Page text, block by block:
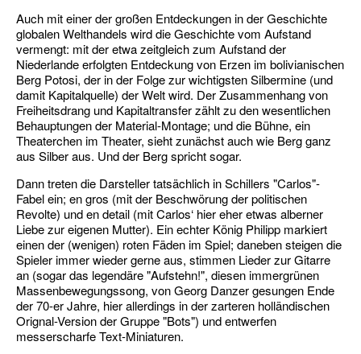
Auch mit einer der großen Entdeckungen in der Geschichte
globalen Welthandels wird die Geschichte vom Aufstand
vermengt: mit der etwa zeitgleich zum Aufstand der
Niederlande erfolgten Entdeckung von Erzen im bolivianischen
Berg Potosi, der in der Folge zur wichtigsten Silbermine (und
damit Kapitalquelle) der Welt wird. Der Zusammenhang von
Freiheitsdrang und Kapitaltransfer zählt zu den wesentlichen
Behauptungen der Material-Montage; und die Bühne, ein
Theaterchen im Theater, sieht zunächst auch wie Berg ganz
aus Silber aus. Und der Berg spricht sogar.
Dann treten die Darsteller tatsächlich in Schillers "Carlos"-
Fabel ein; en gros (mit der Beschwörung der politischen
Revolte) und en detail (mit Carlos‘ hier eher etwas alberner
Liebe zur eigenen Mutter). Ein echter König Philipp markiert
einen der (wenigen) roten Fäden im Spiel; daneben steigen die
Spieler immer wieder gerne aus, stimmen Lieder zur Gitarre
an (sogar das legendäre "Aufstehn!", diesen immergrünen
Massenbewegungssong, von Georg Danzer gesungen Ende
der 70-er Jahre, hier allerdings in der zarteren holländischen
Orignal-Version der Gruppe "Bots") und entwerfen
messerscharfe Text-Miniaturen.